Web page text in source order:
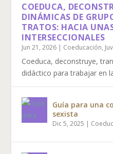
COEDUCA,
DINÁMICAS DE
TRATOS: HACIA
INTERSECCIONALES
Jun 21, 2026 | Coeducación,
Coeduca, deconstruye,
didáctico para trabajar en
Guía para una
sexista
Dic 5, 2025 |